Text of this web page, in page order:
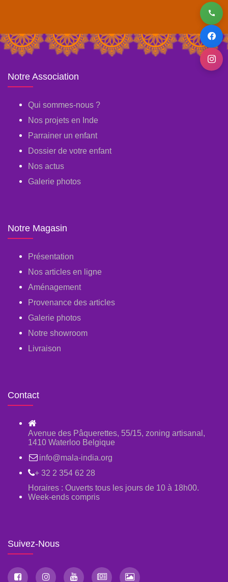
Notre Association
Qui sommes-nous ?
Nos projets en Inde
Parrainer un enfant
Dossier de votre enfant
Nos actus
Galerie photos
Notre Magasin
Présentation
Nos articles en ligne
Aménagement
Provenance des articles
Galerie photos
Notre showroom
Livraison
Contact
Avenue des Pâquerettes, 55/15, zoning artisanal,
1410 Waterloo Belgique
info@mala-india.org
+ 32 2 354 62 28
Horaires : Ouverts tous les jours de 10 à 18h00.
Week-ends compris
Suivez-Nous